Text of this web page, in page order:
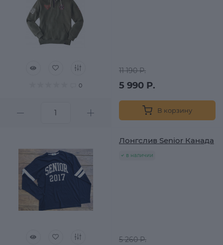
0
11 190 Р.
5 990 Р.
В корзину
Лонгслив Senior Канада
в наличии
5 260 Р.